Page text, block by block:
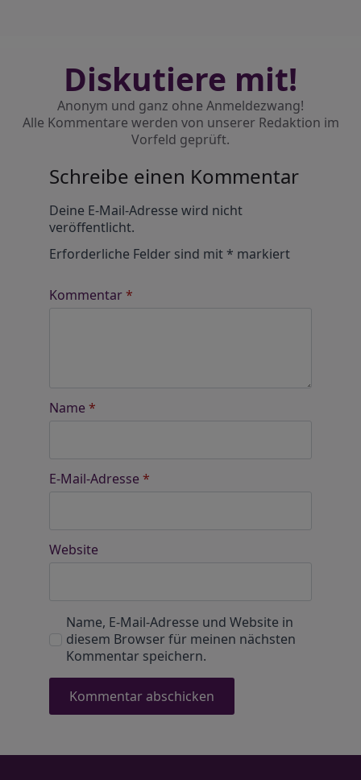
Diskutiere mit!
Anonym und ganz ohne Anmeldezwang!
Alle Kommentare werden von unserer Redaktion im
Vorfeld geprüft.
Schreibe einen Kommentar
Deine E-Mail-Adresse wird nicht
veröffentlicht.
Erforderliche Felder sind mit* markiert
Kommentar*
Name *
E-Mail-Adresse *
Website
Name, E-Mail-Adresse und Website in
diesem Browser für meinen nächsten
Kommentar speichern.